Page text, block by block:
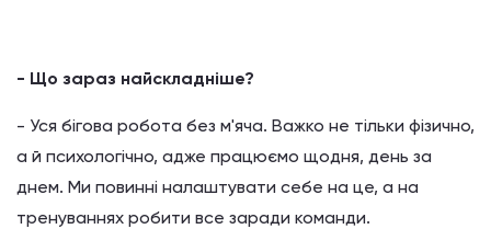
- Що зараз найскладніше?
- Уся бігова робота без м'яча. Важко не тільки фізично,
а й психологічно, адже працюємо щодня, день за
днем. Ми повинні налаштувати себе на це, а на
тренуваннях робити все заради команди.